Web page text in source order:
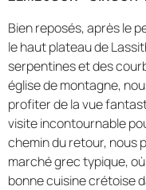
Bien reposés, après le
le haut plateau de
serpentines et des
église de montagne,
profiter de la vue
visite incontournable
chemin du retour, nous
marché grec typique,
bonne cuisine crétoise